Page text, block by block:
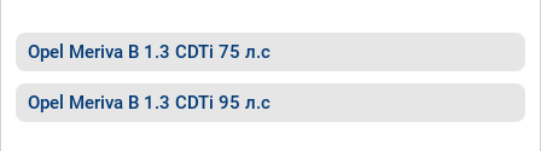
Opel Meriva B 1.3 CDTi 75 л.с
Opel Meriva B 1.3 CDTi 95 л.с